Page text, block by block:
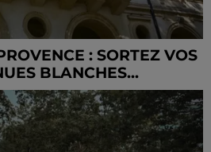
: SORTEZ VOS
BLANCHES...